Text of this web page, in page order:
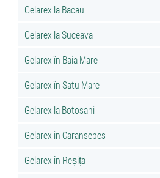
Gelarex la Bacau
Gelarex la Suceava
Gelarex în Baia Mare
Gelarex în Satu Mare
Gelarex la Botosani
Gelarex in Caransebes
Gelarex în Reșița